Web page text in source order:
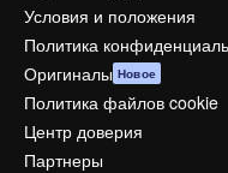
Условия и положения
Политика
Оригиналы Новое
Политика файлов cookie
Центр доверия
Партнеры